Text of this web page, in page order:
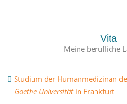
Vita
Meine berufliche
Studium der Humanmedizinan
Goethe Universitätin Frankfurt